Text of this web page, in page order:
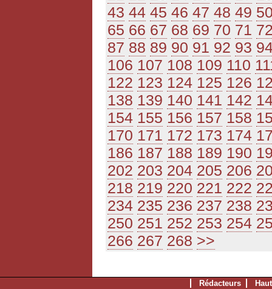
43 44 45 46 47 48 49
65 66 67 68 69 70 71
87 88 89 90 91 92 93
106 107 108 109 110
122 123 124 125 126
138 139 140 141 142
154 155 156 157 158
170 171 172 173 174
186 187 188 189 190
202 203 204 205 206
218 219 220 221 222
234 235 236 237 238
250 251 252 253 254
266 267 268 >>
Rédacteurs